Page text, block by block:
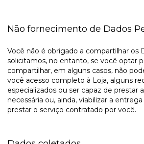
Não fornecimento de Dados
Você não é obrigado a compartilhar os
solicitamos, no entanto, se você optar
compartilhar, em alguns casos, não
você acesso completo à Loja, alguns
especializados ou ser capaz de prestar
necessária ou, ainda, viabilizar a
prestar o serviço contratado por você.